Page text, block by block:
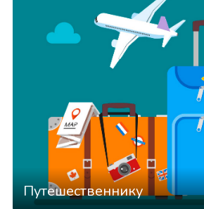
Путешественнику